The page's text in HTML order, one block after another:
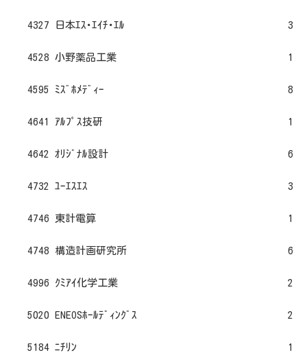
4327 日本ｴｽ･ｴｲﾁ･ｴﾙ 3
4528 小野薬品工業 1
4595 ﾐｽﾞﾎﾒﾃﾞｨｰ 8
4641 ｱﾙﾌﾟｽ技研 1
4642 ｵﾘｼﾞﾅﾙ設計 6
4732 ﾕｰｴｽｴｽ 3
4746 東計電算 1
4748 構造計画研究所 6
4996 ｸﾐｱｲ化学工業 2
5020 ENEOSﾎｰﾙﾃﾞｨﾝｸﾞｽ 2
5184 ﾆﾁﾘﾝ 1